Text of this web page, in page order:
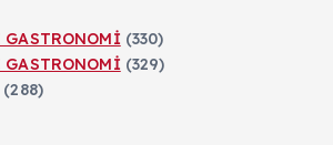
GASTRONOMİ (330)
GASTRONOMİ (329)
(288)